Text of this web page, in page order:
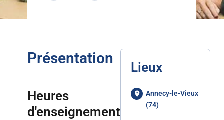
Présentation
Heures
d'enseignement
Lieux
Annecy-le-Vieux
(74)